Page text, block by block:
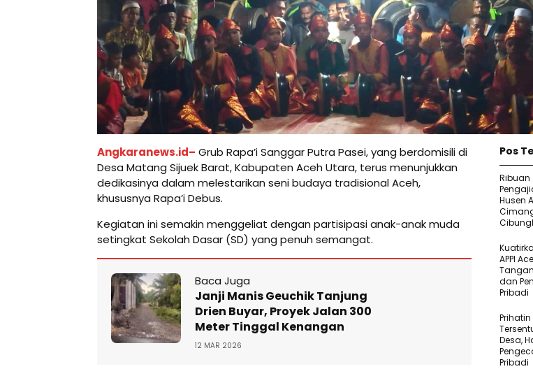
Angkaranews.id– Grub Rapa’i Sanggar Putra Pasei, yang berdomisili di
Desa Matang Sijuek Barat, Kabupaten Aceh Utara, terus menunjukkan
dedikasinya dalam melestarikan seni budaya tradisional Aceh,
khususnya Rapa’i Debus.
Kegiatan ini semakin menggeliat dengan partisipasi anak-anak muda
setingkat Sekolah Dasar (SD) yang penuh semangat.
Baca Juga
Janji Manis Geuchik Tanjung
Drien Buyar, Proyek Jalan 300
Meter Tinggal Kenangan
12 MAR 2026
Pos
Husen
APPI
dan
Pribadi
Desa,
Pribadi